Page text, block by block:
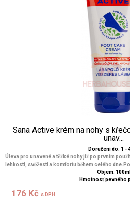
Sana Active krém na nohy s
unav...
Doručení do: 1 -
Úleva pro unavené a těžké nohy již po prvním
lehkosti, svěžesti a komfortu během celého
Objem: 100ml
Hmotnosť pevného
176 Kč s DPH